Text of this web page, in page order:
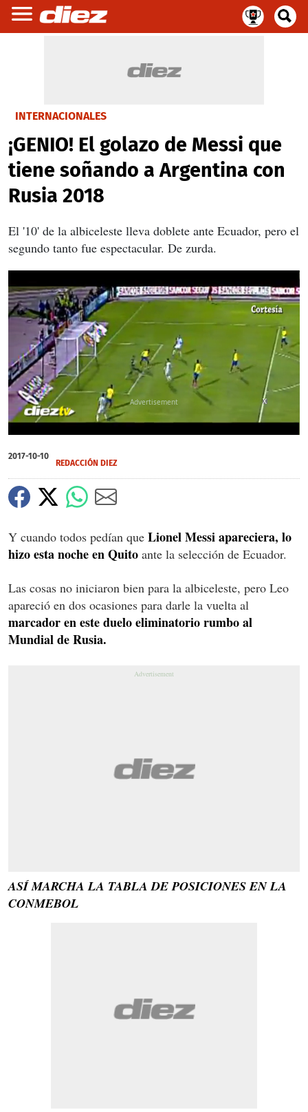
INTERNACIONALES
¡GENIO! El golazo de Messi que
tiene soñando a Argentina con
Rusia 2018
El '10' de la albiceleste lleva doblete ante Ecuador, pero el
segundo tanto fue espectacular. De zurda.
seconds
of
minute,
5
seconds
X
2017-10-10
REDACCIÓN DIEZ
Y cuando todos pedían que Lionel Messi apareciera, lo
hizo esta noche en Quito ante la selección de Ecuador.
Las cosas no iniciaron bien para la albiceleste, pero Leo
apareció en dos ocasiones para darle la vuelta al
marcador en este duelo eliminatorio rumbo al
Mundial de Rusia.
ASÍ MARCHA LA TABLA DE POSICIONES EN LA
CONMEBOL